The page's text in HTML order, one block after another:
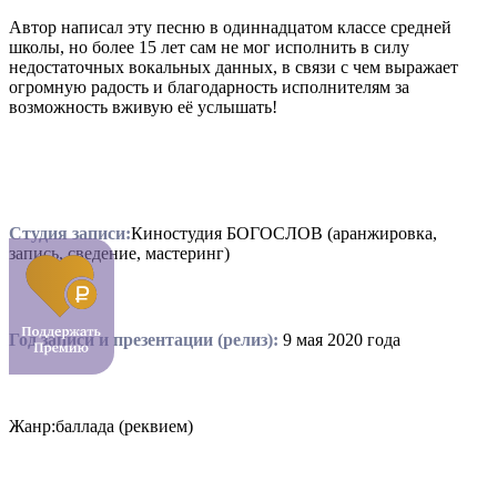
Автор написал эту песню в одиннадцатом классе средней
школы, но более 15 лет сам не мог исполнить в силу
недостаточных вокальных данных, в связи с чем выражает
огромную радость и благодарность исполнителям за
возможность вживую её услышать!
Студия записи:Киностудия БОГОСЛОВ (аранжировка,
запись, сведение, мастеринг)
Год записи и презентации (релиз): 9 мая 2020 года
Жанр:баллада (реквием)